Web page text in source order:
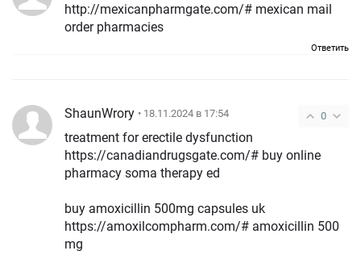
http://mexicanpharmgate.com/# mexican mail
order pharmacies
Ответить
0
ShaunWrory • 18.11.2024 в 17:54
treatment for erectile dysfunction
https://canadiandrugsgate.com/# buy online
pharmacy soma therapy ed
buy amoxicillin 500mg capsules uk
https://amoxilcompharm.com/# amoxicillin 500
mg